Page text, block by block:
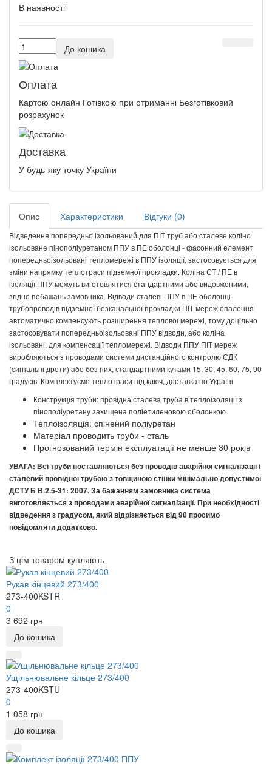
В наявності
До кошика
Оплата
Картою онлайн Готівкою при отриманні Безготівковий
розрахунок
Доставка
У будь-яку точку України
Опис Характеристики Відгуки (0)
Відведення попередньо ізольований для ПІТ труб або сталеве коліно
ізольоване пінополіуретаном ППУ в ПЕ оболонці - фасонний елемент
попередньоізольовані тепломережі в ППУ ізоляції, застосовується для
зміни напрямку теплотраси підземної прокладки. Коліна СТ / ПЕ в
ізоляції ППУ можуть виготовлятися стандартними або видовженими,
згідно побажань замовника. Відводи сталеві ППУ в ПЕ оболонці
трубопроводів підземної безканальної прокладки ПІТ мереж опалення
автоматично компенсують розширення теплової мережі, тому доцільно
застосовувати попередньоізольовані ППУ відводи, або коліна
ізольовані, для компенсації тепломережі. Відводи ППУ ПІТ мереж
виробляються з проводами системи дистанційного контролю СДК
(сигнальні дроти) або без них, стандартними кутами 15, 30, 45, 60, 75, 90
градусів. Комплектуємо теплотраси під ключ, доставка по Україні
Конструкція труби: провідна сталева труба в теплоізоляції з
пінополіуретану захищена поліетиленовою оболонкою
Теплоізоляція: спінений поліуретан
Матеріал проводить труби - сталь
Прогнозований термін експлуатації не менше 30 років
УВАГА: Всі труби поставляються без проводів аварійної сигналізації і
сталевий провідної трубою з товщиною стінки мінімально допустимої
ДСТУ Б В.2.5-31: 2007. За бажанням замовника система
виготовляється з проводами аварійної сигналізації. При необхідності
відведення з градусом, який відрізняється від 90 просимо
повідомляти додатково.
З цім товаром купляють
Рукав кінцевий 273/400
273-400KSTR
0
3 692 грн
До кошика
Ущільнювальне кільце 273/400
273-400KSTU
0
1 058 грн
До кошика